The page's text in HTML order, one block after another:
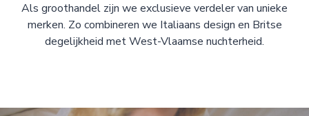
Als groothandel zijn we exclusieve verdeler van unieke
merken. Zo combineren we Italiaans design en Britse
degelijkheid met West-Vlaamse nuchterheid.